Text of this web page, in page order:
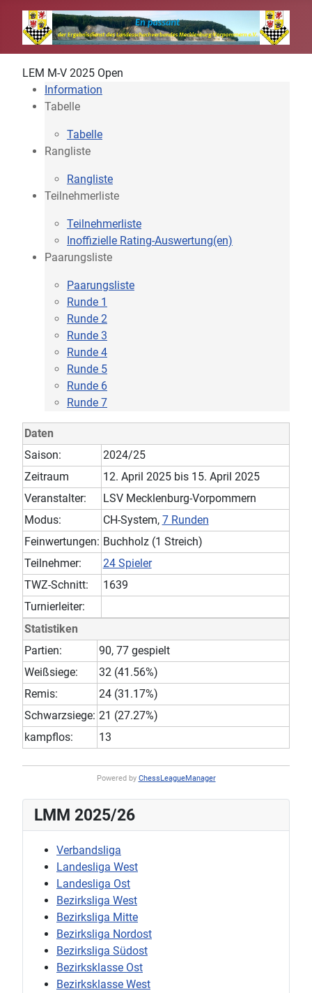
LEM M-V 2025 Open
Information
Tabelle
Tabelle
Rangliste
Rangliste
Teilnehmerliste
Teilnehmerliste
Inoffizielle Rating-Auswertung(en)
Paarungsliste
Paarungsliste
Runde 1
Runde 2
Runde 3
Runde 4
Runde 5
Runde 6
Runde 7
Daten
Saison:
2024/25
Zeitraum
12. April 2025 bis 15. April 2025
Veranstalter:
LSV Mecklenburg-Vorpommern
Modus:
CH-System, 7 Runden
Feinwertungen: Buchholz (1 Streich)
Teilnehmer:
24 Spieler
TWZ-Schnitt:
1639
Turnierleiter:
Statistiken
Partien:
90, 77 gespielt
Weißsiege:
32 (41.56%)
Remis:
24 (31.17%)
Schwarzsiege: 21 (27.27%)
kampflos:
13
Powered by ChessLeagueManager
LMM 2025/26
Verbandsliga
Landesliga West
Landesliga Ost
Bezirksliga West
Bezirksliga Mitte
Bezirksliga Nordost
Bezirksliga Südost
Bezirksklasse Ost
Bezirksklasse West